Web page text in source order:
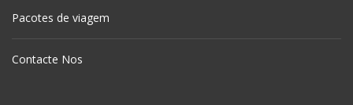
Pacotes de viagem
Contacte Nos